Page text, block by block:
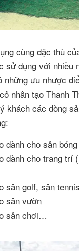
cùng đặc thù
sử dụng với nhiều
những ưu nhược
nhân tạo Thanh
khách các dòng
dành cho sân
dành cho trang trí
sân golf, sân tennis
sân vườn
sân chơi…